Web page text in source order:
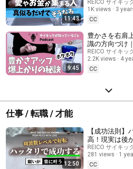
11:43
る！全方位で
現実創造
REICO サイキッ
1K views
3
CC
9:45
豊かさを右肩
識の方向づけ
ちに学ぶ
REICO サイキッ
2.2K views
4
CC
仕事 / 転職 / 才能
12:50
【成功法則】
高！現実は後
エネルギーも
上がって願望
REICO サイキッ
281 views
1
CC